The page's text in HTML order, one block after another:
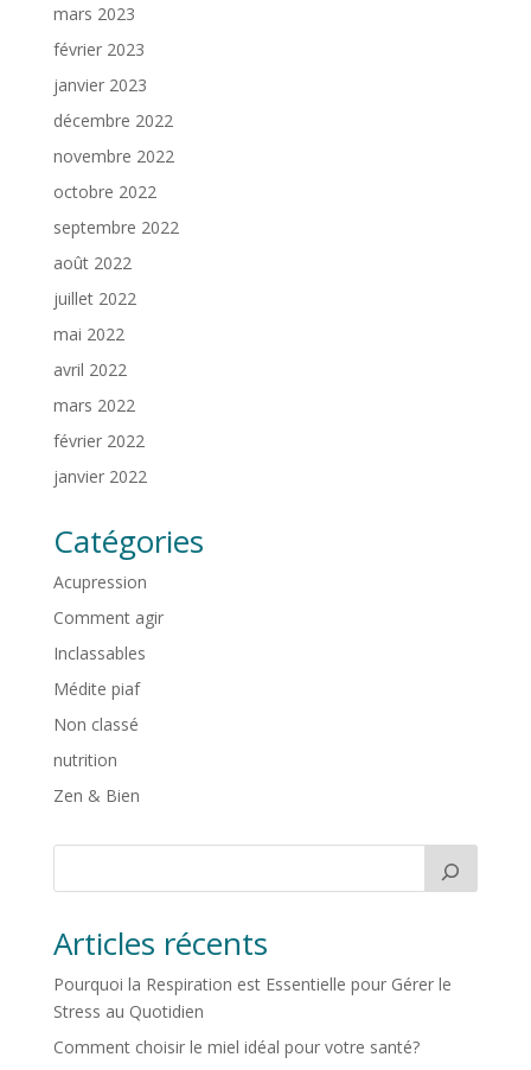
mars 2023
février 2023
janvier 2023
décembre 2022
novembre 2022
octobre 2022
septembre 2022
août 2022
juillet 2022
mai 2022
avril 2022
mars 2022
février 2022
janvier 2022
Catégories
Acupression
Comment agir
Inclassables
Médite piaf
Non classé
nutrition
Zen & Bien
Articles récents
Pourquoi la Respiration est Essentielle pour Gérer le
Stress au Quotidien
Comment choisir le miel idéal pour votre santé?